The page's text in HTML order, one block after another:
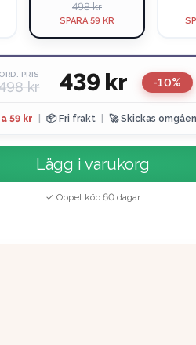
498 kr
SPARA 59 KR
ORD. PRIS
kr 439 kr -10%
59 kr 📦 Fri frakt 🚀 Skickas
Lägg i varukorg
✓ Öppet köp 60 dagar